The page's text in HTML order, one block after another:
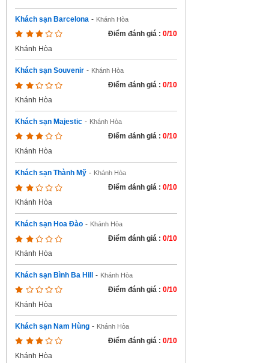
Khách sạn Barcelona - Khánh Hòa
Điểm đánh giá : 0/10
Khánh Hòa
Khách sạn Souvenir - Khánh Hòa
Điểm đánh giá : 0/10
Khánh Hòa
Khách sạn Majestic - Khánh Hòa
Điểm đánh giá : 0/10
Khánh Hòa
Khách sạn Thành Mỹ - Khánh Hòa
Điểm đánh giá : 0/10
Khánh Hòa
Khách sạn Hoa Đào - Khánh Hòa
Điểm đánh giá : 0/10
Khánh Hòa
Khách sạn Bình Ba Hill - Khánh Hòa
Điểm đánh giá : 0/10
Khánh Hòa
Khách sạn Nam Hùng - Khánh Hòa
Điểm đánh giá : 0/10
Khánh Hòa